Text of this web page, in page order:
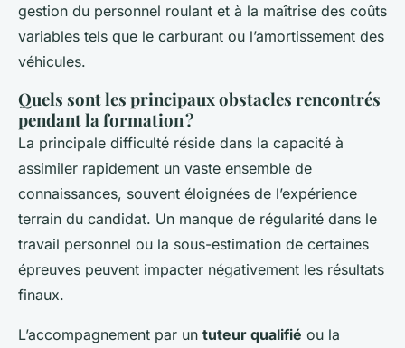
gestion du personnel roulant et à la maîtrise des coûts
variables tels que le carburant ou l’amortissement des
véhicules.
Quels sont les principaux obstacles rencontrés
pendant la formation ?
La principale difficulté réside dans la capacité à
assimiler rapidement un vaste ensemble de
connaissances, souvent éloignées de l’expérience
terrain du candidat. Un manque de régularité dans le
travail personnel ou la sous-estimation de certaines
épreuves peuvent impacter négativement les résultats
finaux.
L’accompagnement par un tuteur qualifié ou la